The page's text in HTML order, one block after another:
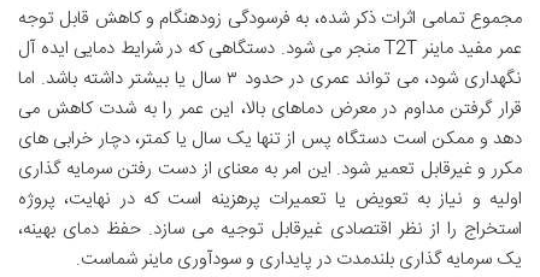
مجموع تمامی اثرات ذکر شده، به فرسودگی زودهنگام و کاهش قابل توجه
عمر مفید ماینر T2T منجر می شود. دستگاهی که در شرایط دمایی ایده آل
نگهداری شود، می تواند عمری در حدود ۳ سال یا بیشتر داشته باشد. اما
قرار گرفتن مداوم در معرض دماهای بالا، این عمر را به شدت کاهش می
دهد و ممکن است دستگاه پس از تنها یک سال یا کمتر، دچار خرابی های
مکرر و غیرقابل تعمیر شود. این امر به معنای از دست رفتن سرمایه گذاری
اولیه و نیاز به تعویض یا تعمیرات پرهزینه است که در نهایت، پروژه
استخراج را از نظر اقتصادی غیرقابل توجیه می سازد. حفظ دمای بهینه،
یک سرمایه گذاری بلندمدت در پایداری و سودآوری ماینر شماست.